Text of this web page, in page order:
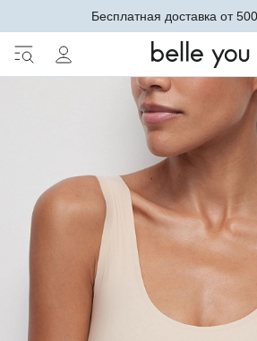
Бесплатная доставка от